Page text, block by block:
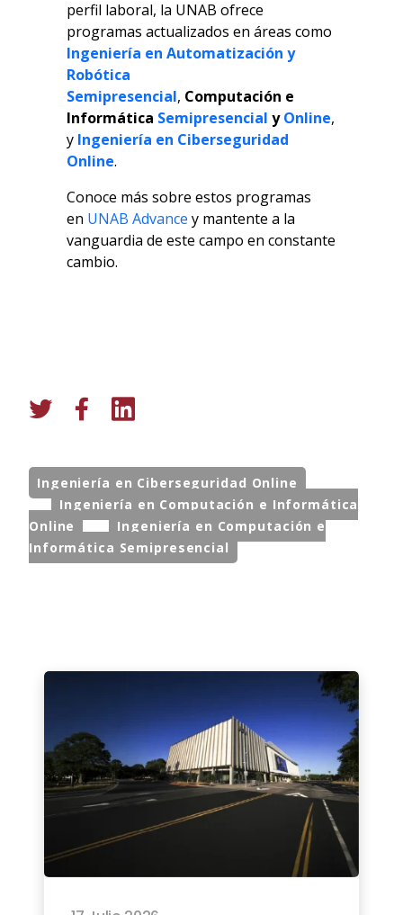
perfil laboral, la UNAB ofrece
programas actualizados en áreas como
Ingeniería en Automatización y
Robótica
Semipresencial, Computación e
Informática Semipresencial yOnline,
y Ingeniería en Ciberseguridad
Online.
Conoce más sobre estos programas
en UNAB Advance y mantente a la
vanguardia de este campo en constante
cambio.
Ingeniería en Ciberseguridad Online
Ingeniería en Computación e Informática
Online
Ingeniería en Computación e
Informática Semipresencial